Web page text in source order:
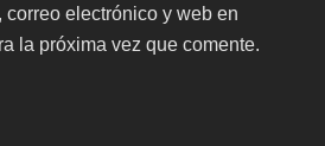
correo electrónico y web en
la próxima vez que comente.